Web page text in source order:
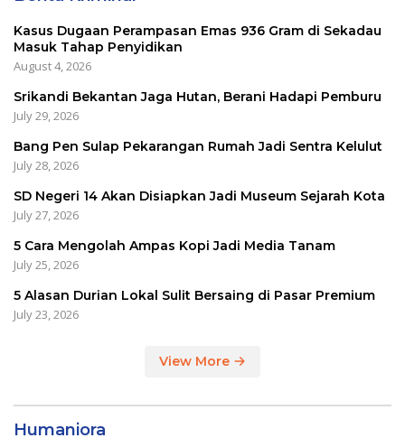
Kasus Dugaan Perampasan Emas 936 Gram di Sekadau
Masuk Tahap Penyidikan
August 4, 2026
Srikandi Bekantan Jaga Hutan, Berani Hadapi Pemburu
July 29, 2026
Bang Pen Sulap Pekarangan Rumah Jadi Sentra Kelulut
July 28, 2026
SD Negeri 14 Akan Disiapkan Jadi Museum Sejarah Kota
July 27, 2026
5 Cara Mengolah Ampas Kopi Jadi Media Tanam
July 25, 2026
5 Alasan Durian Lokal Sulit Bersaing di Pasar Premium
July 23, 2026
View More
Humaniora